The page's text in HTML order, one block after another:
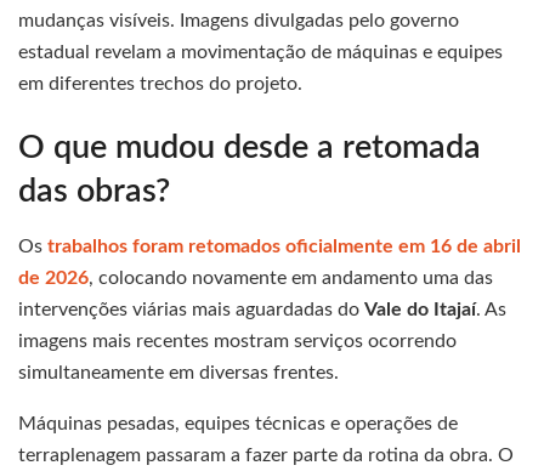
mudanças visíveis. Imagens divulgadas pelo governo
estadual revelam a movimentação de máquinas e equipes
em diferentes trechos do projeto.
O que mudou desde a retomada
das obras?
Os trabalhos foram retomados oficialmente em 16 de abril
de 2026, colocando novamente em andamento uma das
intervenções viárias mais aguardadas do Vale do Itajaí. As
imagens mais recentes mostram serviços ocorrendo
simultaneamente em diversas frentes.
Máquinas pesadas, equipes técnicas e operações de
terraplenagem passaram a fazer parte da rotina da obra. O